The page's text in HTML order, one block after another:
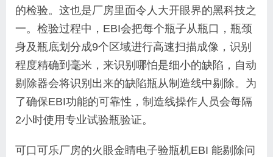
的检验。这也是厂房里面令人大开眼界的黑科技之
一。检验过程中，EBI会把每个瓶子从瓶口，瓶颈
身及瓶底划分成9个区域进行高速扫描成像，识别
程度精确到毫米，来识别哪怕是细小的缺陷，自动
剔除器会将识别出来的缺陷瓶从制造线中剔除。为
了确保EBI功能的可靠性，制造线操作人员会每隔
2小时使用专业试验瓶验证。
可口可乐厂房的火眼金睛电子验瓶机EBI 能剔除问